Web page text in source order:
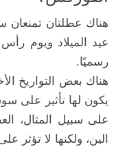
هناك عطلتان
عيد الميلاد ويوم
رسميًا.
هناك بعض التواريخ
يكون لها تأثير على
على سبيل المثال،
الين، ولكنها لا تؤثر